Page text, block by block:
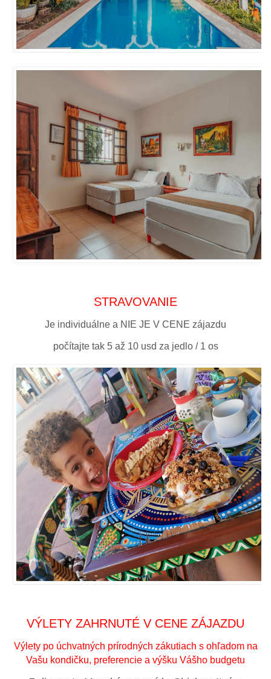
STRAVOVANIE
Je individuálne a NIE JE V CENE zájazdu
počítajte tak 5 až 10 usd za jedlo / 1 os
VÝLETY ZAHRNUTÉ V CENE ZÁJAZDU
Výlety po úchvatných prírodných zákutiach s ohľadom na
Vašu kondičku, preferencie a výšku Vášho budgetu